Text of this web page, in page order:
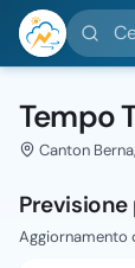
Cerca
Tempo
Canton
Aggiornamento